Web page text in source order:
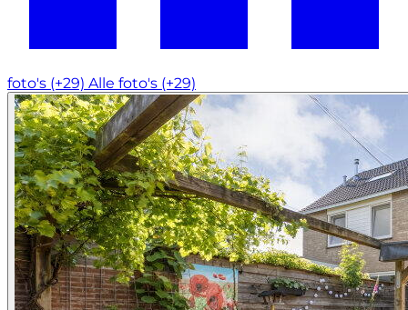
foto's (+29) Alle foto's (+29)